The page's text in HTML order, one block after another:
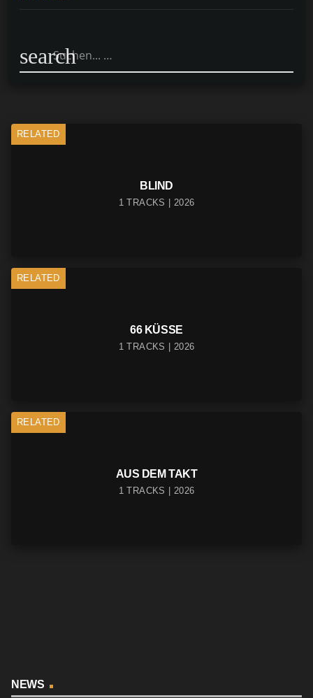
search
RELATED
BLIND
1 TRACKS | 2026
RELATED
66 KÜSSE
1 TRACKS | 2026
RELATED
AUS DEM TAKT
1 TRACKS | 2026
NEWS